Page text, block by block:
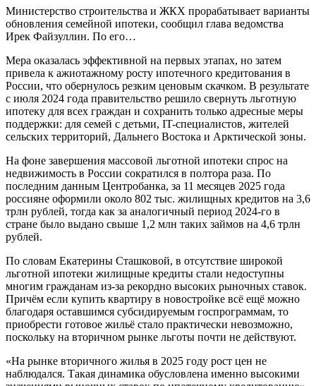
Министерство строительства и ЖКХ прорабатывает варианты
обновления семейной ипотеки, сообщил глава ведомства
Ирек Файзуллин. По его…
Мера оказалась эффективной на первых этапах, но затем
привела к ажиотажному росту ипотечного кредитования в
России, что обернулось резким ценовым скачком. В результате
с июля 2024 года правительство решило свернуть льготную
ипотеку для всех граждан и сохранить только адресные меры
поддержки: для семей с детьми, IT-специалистов, жителей
сельских территорий, Дальнего Востока и Арктической зоны.
На фоне завершения массовой льготной ипотеки спрос на
недвижимость в России сократился в полтора раза. По
последним данным Центробанка, за 11 месяцев 2025 года
россияне оформили около 802 тыс. жилищных кредитов на 3,6
трлн рублей, тогда как за аналогичный период 2024-го в
стране было выдано свыше 1,2 млн таких займов на 4,6 трлн
рублей.
По словам Екатерины Сташковой, в отсутствие широкой
льготной ипотеки жилищные кредиты стали недоступны
многим гражданам из-за рекордно высоких рыночных ставок.
Причём если купить квартиру в новостройке всё ещё можно
благодаря оставшимся субсидируемым госпрограммам, то
приобрести готовое жильё стало практически невозможно,
поскольку на вторичном рынке льготы почти не действуют.
«На рынке вторичного жилья в 2025 году рост цен не
наблюдался. Такая динамика обусловлена именно высокими